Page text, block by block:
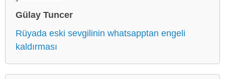
Gülay Tuncer
Rüyada eski sevgilinin whatsapptan engeli
kaldırması